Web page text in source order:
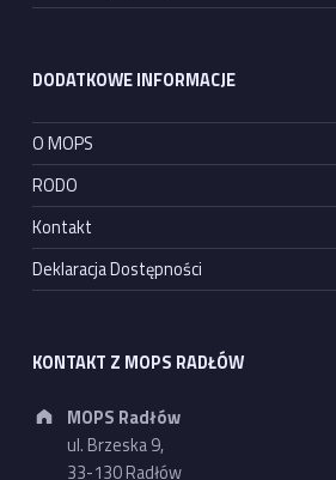
DODATKOWE INFORMACJE
O MOPS
RODO
Kontakt
Deklaracja Dostępności
KONTAKT Z MOPS RADŁÓW
Address:
MOPS Radłów
ul. Brzeska 9,
33-130 Radłów